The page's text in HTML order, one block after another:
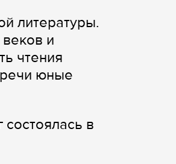
литературы.
и
чтения
юные
состоялась в